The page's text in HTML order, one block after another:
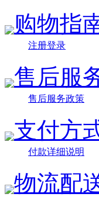
购物指
注册登录
售后服
售后服务政策
支付方
付款详细说明
物流配